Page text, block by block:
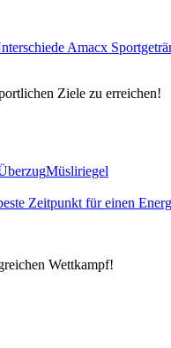
Amacx
Ziele zu erreichen!
Müsliriegel
Zeitpunkt für einen
Wettkampf!